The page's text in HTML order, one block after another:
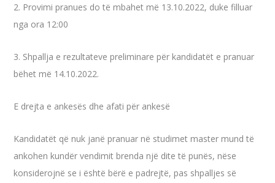
2. Provimi pranues do të mbahet më 13.10.2022, duke filluar
nga ora 12:00
3. Shpallja e rezultateve preliminare për kandidatët e pranuar
bëhet më 14.10.2022.
E drejta e ankesës dhe afati për ankesë
Kandidatët që nuk janë pranuar në studimet master mund të
ankohen kundër vendimit brenda një dite të punës, nëse
konsiderojnë se i është bërë e padrejtë, pas shpalljes së